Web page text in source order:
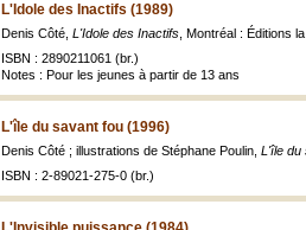
L'Idole des Inactifs (1989)
Denis Côté, L'Idole des Inactifs , Montréal : Éditions
ISBN : 2890211061 (br.)
Notes : Pour les jeunes à partir de 13 ans
L'île du savant fou (1996)
Denis Côté ; illustrations de Stéphane Poulin, L'île du
ISBN : 2-89021-275-0 (br.)